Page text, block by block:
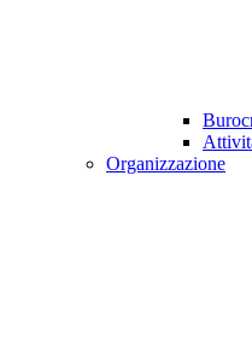
Organizzazione